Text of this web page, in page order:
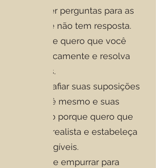
Posso fazer perguntas para as
quais você não tem resposta.
Isso porque quero que você
pense criticamente e resolva
problemas.
Posso desafiar suas suposições
sobre você mesmo e suas
metas. Isso porque quero que
você seja realista e estabeleça
metas atingíveis.
Eu posso te empurrar para